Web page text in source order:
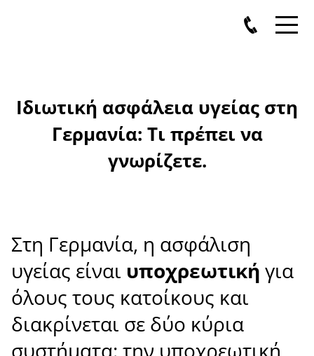
Ιδιωτική ασφάλεια υγείας στη
Γερμανία: Τι πρέπει να
γνωρίζετε.
Στη Γερμανία, η ασφάλιση
υγείας είναι υποχρεωτική για
όλους τους κατοίκους και
διακρίνεται σε δύο κύρια
συστήματα: την υποχρεωτική